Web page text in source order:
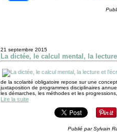
21 septembre 2015
La dictée, le calcul mental, la
de la scolarité obligatoire repose sur une
juxtaposition de programmes disciplinaires
les démarches, les méthodes et les
Lire la suite
Publié par Sylvain